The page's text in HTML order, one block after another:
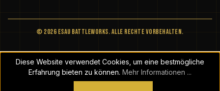
© 2026 ESAU BATTLEWORKS. Alle Rechte vorbehalten.
Diese Website verwendet Cookies, um eine bestmögliche
Erfahrung bieten zu können. Mehr Informationen ...